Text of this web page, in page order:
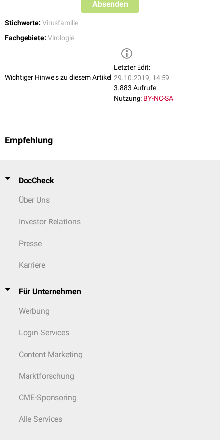
Hrf
: verhindert die Stilllegung der
Absenden
Stichworte: Virusfamilie
Fachgebiete: Virologie
Wichtiger Hinweis zu diesem Artikel
Letzter Edit:
29.10.2019, 14:59
3.883 Aufrufe
Nutzung: BY-NC-SA
Empfehlung
DocCheck
Über Uns
Investor Relations
Presse
Karriere
Für Unternehmen
Werbung
Login Services
Content Marketing
Marktforschung
CME-Sponsoring
Alle Services